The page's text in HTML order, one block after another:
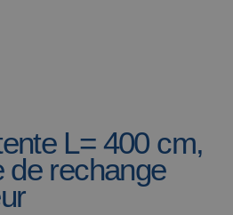
L= 400 cm,
de rechange